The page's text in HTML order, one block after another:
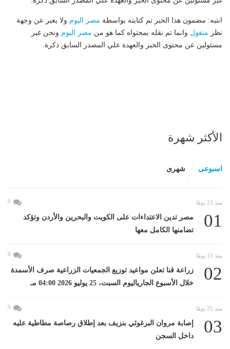
انتبه: مضمون هذا الخبر تم كتابته بواسطة مصر اليوم ولا يعبر عن وجهة
نظر منقول وانما تم نقله بمحتواه كما هو من مصر اليوم ونحن غير
مسئولين عن محتوى الخبر والعهدة علي المصدر السابق ذكرة.
الأكثر شهرة
اسبوعى شهرى
منذ 23 يومًا 0
01
مصر تدين الاعتداءات على الكويت والبحرين والأردن وتؤكد
تضامنها الكامل معها
منذ 13 يومًا 0
02
زراعة قنا تعلن مواعيد توزيع الجمعيات الزراعية صرف الأسمدة
خلال الأسبوع الجارياليوم السبت، 25 يوليو 2026 04:00 مـ
منذ 25 يومًا 0
03
إصابة مروان البرغوثي بنزيف بعد إطلاق رصاصة مطاطية عليه
داخل السجن